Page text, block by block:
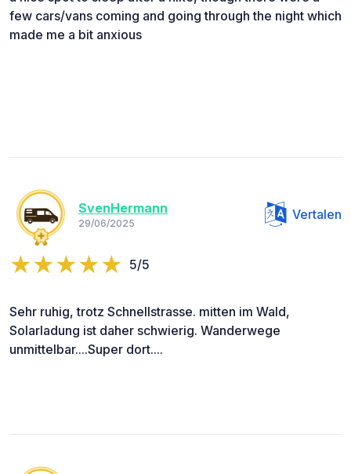
few cars/vans coming and going through the night which
made me a bit anxious
SvenHermann
29/06/2025
Vertalen
5/5
Sehr ruhig, trotz Schnellstrasse. mitten im Wald,
Solarladung ist daher schwierig. Wanderwege
unmittelbar....Super dort....